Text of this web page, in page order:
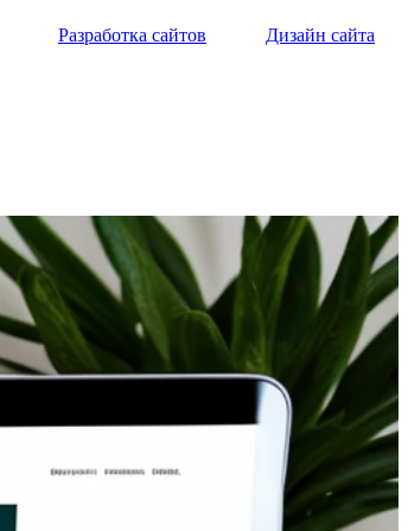
Разработка сайтов Дизайн сайта